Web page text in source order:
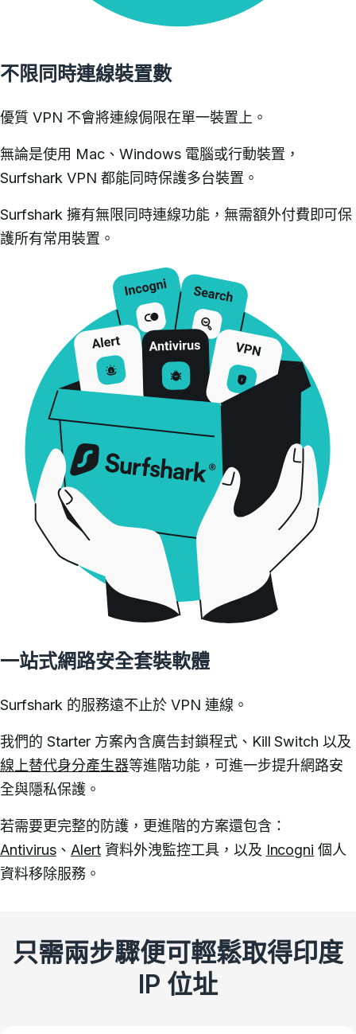
不限同時連線裝置數
優質 VPN 不會將連線侷限在單一裝置上。
無論是使用 Mac、Windows 電腦或行動裝置，
Surfshark VPN 都能同時保護多台裝置。
Surfshark 擁有無限同時連線功能，無需額外付費即可保
護所有常用裝置。
一站式網路安全套裝軟體
Surfshark 的服務遠不止於 VPN 連線。
我們的 Starter 方案內含廣告封鎖程式、Kill Switch 以及
線上替代身分產生器等進階功能，可進一步提升網路安
全與隱私保護。
若需要更完整的防護，更進階的方案還包含：
Antivirus、 Alert資料外洩監控工具，以及 Incogni 個人
資料移除服務。
只需兩步驟便可輕鬆取得印度
IP 位址